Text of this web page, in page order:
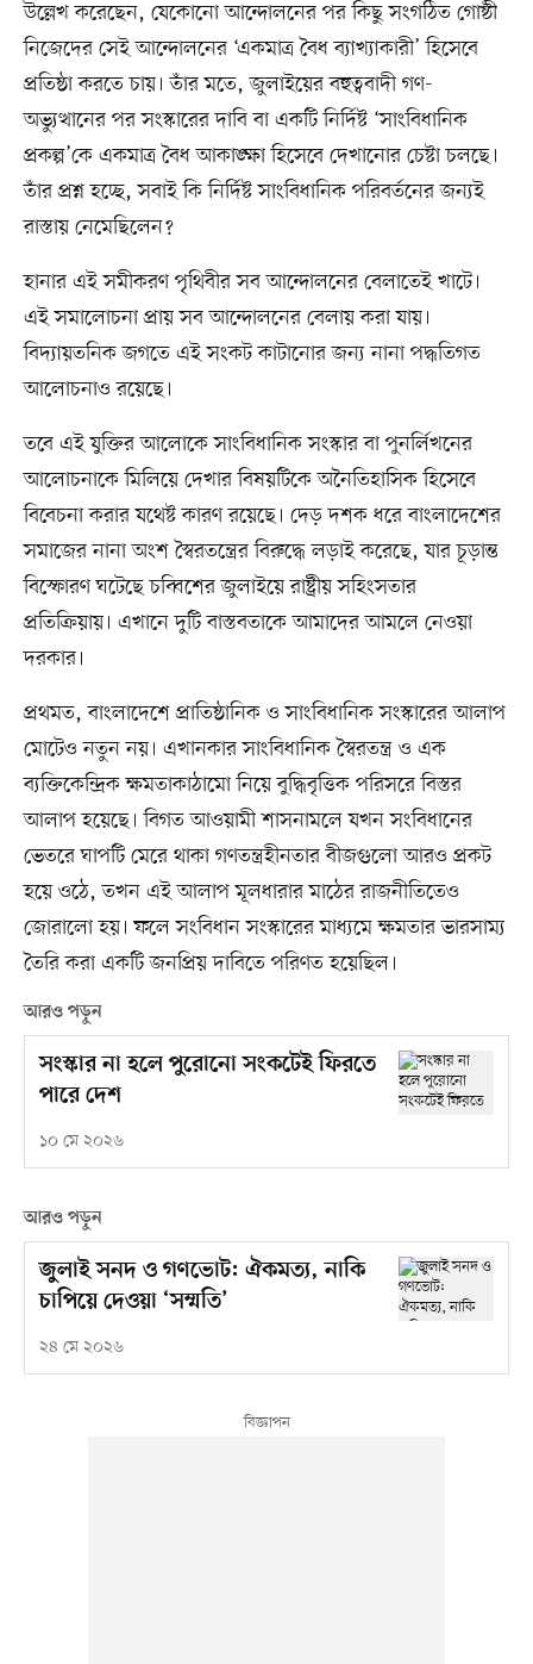
উল্লেখ করেছেন, যেকোনো আন্দোলনের পর কিছু সংগঠিত গোষ্ঠী
নিজেদের সেই আন্দোলনের ‘একমাত্র বৈধ ব্যাখ্যাকারী’ হিসেবে
প্রতিষ্ঠা করতে চায়। তাঁর মতে, জুলাইয়ের বহুত্ববাদী গণ-
অভ্যুত্থানের পর সংস্কারের দাবি বা একটি নির্দিষ্ট ‘সাংবিধানিক
প্রকল্প’কে একমাত্র বৈধ আকাঙ্ক্ষা হিসেবে দেখানোর চেষ্টা চলছে।
তাঁর প্রশ্ন হচ্ছে, সবাই কি নির্দিষ্ট সাংবিধানিক পরিবর্তনের জন্যই
রাস্তায় নেমেছিলেন?
হানার এই সমীকরণ পৃথিবীর সব আন্দোলনের বেলাতেই খাটে।
এই সমালোচনা প্রায় সব আন্দোলনের বেলায় করা যায়।
বিদ্যায়তনিক জগতে এই সংকট কাটানোর জন্য নানা পদ্ধতিগত
আলোচনাও রয়েছে।
তবে এই যুক্তির আলোকে সাংবিধানিক সংস্কার বা পুনর্লিখনের
আলোচনাকে মিলিয়ে দেখার বিষয়টিকে অনৈতিহাসিক হিসেবে
বিবেচনা করার যথেষ্ট কারণ রয়েছে। দেড় দশক ধরে বাংলাদেশের
সমাজের নানা অংশ স্বৈরতন্ত্রের বিরুদ্ধে লড়াই করেছে, যার চূড়ান্ত
বিস্ফোরণ ঘটেছে চব্বিশের জুলাইয়ে রাষ্ট্রীয় সহিংসতার
প্রতিক্রিয়ায়। এখানে দুটি বাস্তবতাকে আমাদের আমলে নেওয়া
দরকার।
প্রথমত, বাংলাদেশে প্রাতিষ্ঠানিক ও সাংবিধানিক সংস্কারের আলাপ
মোটেও নতুন নয়। এখানকার সাংবিধানিক স্বৈরতন্ত্র ও এক
ব্যক্তিকেন্দ্রিক ক্ষমতাকাঠামো নিয়ে বুদ্ধিবৃত্তিক পরিসরে বিস্তর
আলাপ হয়েছে। বিগত আওয়ামী শাসনামলে যখন সংবিধানের
ভেতরে ঘাপটি মেরে থাকা গণতন্ত্রহীনতার বীজগুলো আরও প্রকট
হয়ে ওঠে, তখন এই আলাপ মূলধারার মাঠের রাজনীতিতেও
জোরালো হয়। ফলে সংবিধান সংস্কারের মাধ্যমে ক্ষমতার ভারসাম্য
তৈরি করা একটি জনপ্রিয় দাবিতে পরিণত হয়েছিল।
আরও পড়ুন
সংস্কার না হলে পুরোনো সংকটেই ফিরতে
পারে দেশ
১০ মে ২০২৬
আরও পড়ুন
জুলাই সনদ ও গণভোট: ঐকমত্য, নাকি
চাপিয়ে দেওয়া ‘সম্মতি’
২৪ মে ২০২৬